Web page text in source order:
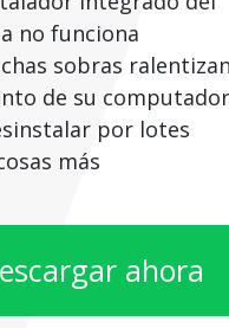
no funciona
sobras
de su
por lotes
más
ahora